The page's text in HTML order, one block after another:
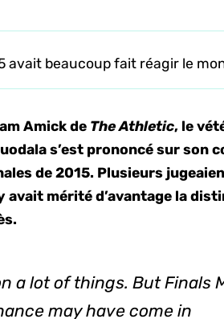
avait beaucoup fait réagir le
Amick de The Athletic, le
s’est prononcé sur son
de 2015. Plusieurs
avait mérité d’avantage la
a lot of things. But Finals
may have come in